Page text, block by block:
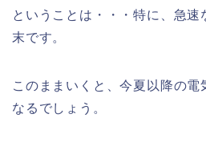
ということは・・・特に、急速
末です。
このままいくと、今夏以降の電
なるでしょう。